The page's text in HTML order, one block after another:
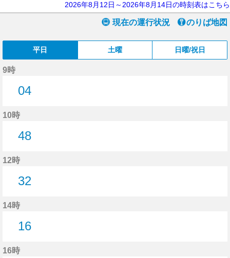
2026年8月12日～2026年8月14日の時刻表はこちら
現在の運行状況 のりば地図
平日 土曜 日曜/祝日
9時
04
10時
48
12時
32
14時
16
16時